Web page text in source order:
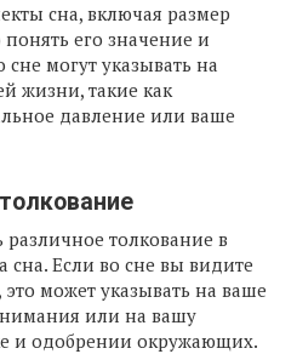
сна, включая размер
его значение и
могут указывать на
жизни, такие как
давление или ваше
толкование в
сна. Если во сне вы видите
может указывать на ваше
или на вашу
и одобрении окружающих.